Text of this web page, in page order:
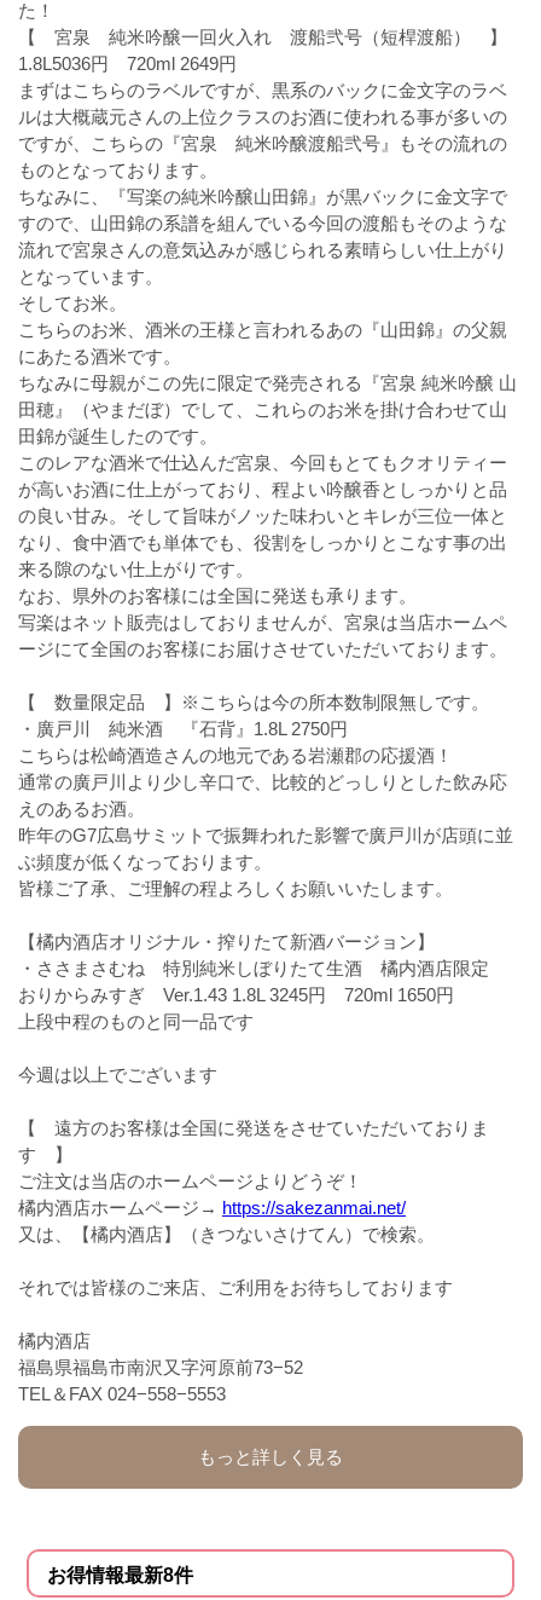
た！
【 宮泉 純米吟醸一回火入れ 渡船弐号（短桿渡船） 】
1.8L5036円 720ml 2649円
まずはこちらのラベルですが、黒系のバックに金文字のラベ
ルは大概蔵元さんの上位クラスのお酒に使われる事が多いの
ですが、こちらの『宮泉 純米吟醸渡船弐号』もその流れの
ものとなっております。
ちなみに、『写楽の純米吟醸山田錦』が黒バックに金文字で
すので、山田錦の系譜を組んでいる今回の渡船もそのような
流れで宮泉さんの意気込みが感じられる素晴らしい仕上がり
となっています。
そしてお米。
こちらのお米、酒米の王様と言われるあの『山田錦』の父親
にあたる酒米です。
ちなみに母親がこの先に限定で発売される『宮泉 純米吟醸 山
田穂』（やまだぼ）でして、これらのお米を掛け合わせて山
田錦が誕生したのです。
このレアな酒米で仕込んだ宮泉、今回もとてもクオリティー
が高いお酒に仕上がっており、程よい吟醸香としっかりと品
の良い甘み。そして旨味がノッた味わいとキレが三位一体と
なり、食中酒でも単体でも、役割をしっかりとこなす事の出
来る隙のない仕上がりです。
なお、県外のお客様には全国に発送も承ります。
写楽はネット販売はしておりませんが、宮泉は当店ホームペ
ージにて全国のお客様にお届けさせていただいております。
【 数量限定品 】※こちらは今の所本数制限無しです。
・廣戸川 純米酒 『石背』1.8L 2750円
こちらは松崎酒造さんの地元である岩瀬郡の応援酒！
通常の廣戸川より少し辛口で、比較的どっしりとした飲み応
えのあるお酒。
昨年のG7広島サミットで振舞われた影響で廣戸川が店頭に並
ぶ頻度が低くなっております。
皆様ご了承、ご理解の程よろしくお願いいたします。
【橘内酒店オリジナル・搾りたて新酒バージョン】
・ささまさむね 特別純米しぼりたて生酒 橘内酒店限定
おりからみすぎ Ver.1.43 1.8L 3245円 720ml 1650円
上段中程のものと同一品です
今週は以上でございます
【 遠方のお客様は全国に発送をさせていただいておりま
す 】
ご注文は当店のホームページよりどうぞ！
橘内酒店ホームページ→ https://sakezanmai.net/
又は、【橘内酒店】（きつないさけてん）で検索。
それでは皆様のご来店、ご利用をお待ちしております
橘内酒店
福島県福島市南沢又字河原前73−52
TEL＆FAX 024−558−5553
もっと詳しく見る
お得情報最新8件